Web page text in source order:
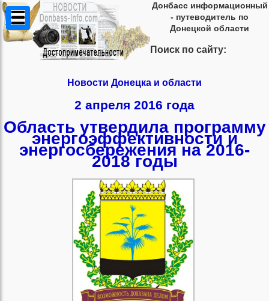
Донбасс информационный
- путеводитель по
Донецкой области
Поиск по сайту:
Новости Донецка и области
2 апреля 2016 года
Область утвердила программу
энергоэффективности и
энергосбережения на 2016-
2018 годы